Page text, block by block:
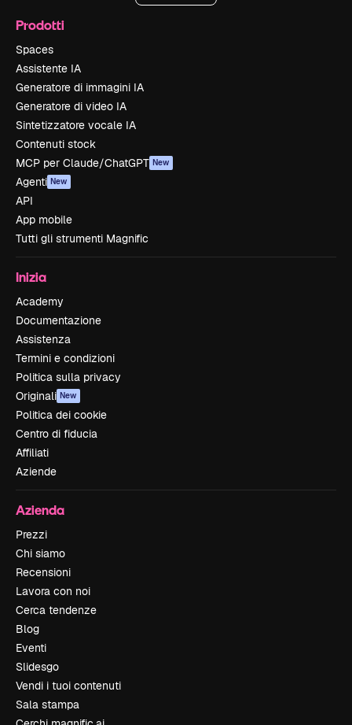
Prodotti
Spaces
Assistente IA
Generatore di immagini IA
Generatore di video IA
Sintetizzatore vocale IA
Contenuti stock
MCP per Claude/ChatGPT New
Agenti New
API
App mobile
Tutti gli strumenti Magnific
Inizia
Academy
Documentazione
Assistenza
Termini e condizioni
Politica sulla privacy
Originali New
Politica dei cookie
Centro di fiducia
Affiliati
Aziende
Azienda
Prezzi
Chi siamo
Recensioni
Lavora con noi
Cerca tendenze
Blog
Eventi
Slidesgo
Vendi i tuoi contenuti
Sala stampa